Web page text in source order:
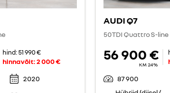
hind:51 990 €
hinnavõit:2 000 €
2020
AUDI Q7
50TDI Quattro S-line
56 900 €
KM 24%
87 900